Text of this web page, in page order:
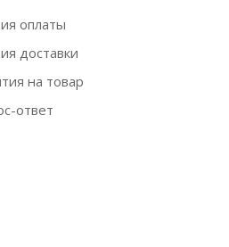
оплаты
доставки
на товар
ответ